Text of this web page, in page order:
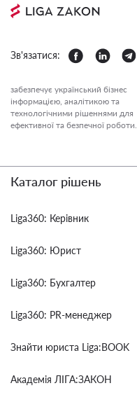
Зв'язатися:
забезпечує український бізнес
інформацією, аналітикою та
технологічними рішеннями для
ефективної та безпечної роботи.
Каталог рішень
Liga360: Керівник
Liga360: Юрист
Liga360: Бухгалтер
Liga360: PR-менеджер
Знайти юриста Liga:BOOK
Академія ЛІГА:ЗАКОН